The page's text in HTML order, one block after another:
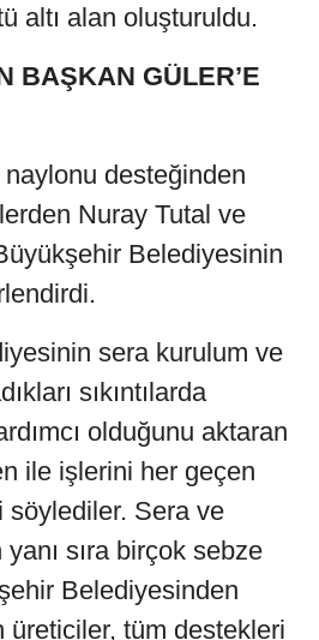
altı alan oluşturuldu.
BAŞKAN GÜLER’E
naylonu desteğinden
Nuray Tutal ve
Belediyesinin
sera kurulum ve
sıkıntılarda
olduğunu aktaran
ile işlerini her geçen
söylediler. Sera ve
sıra birçok sebze
Belediyesinden
üreticiler, tüm destekleri